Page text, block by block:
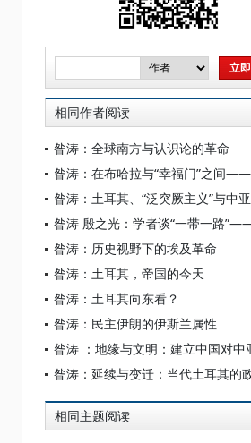
相同作者阅读
昝涛：全球南方与认识论的革命
昝涛：土耳其、“泛突厥主义”与中亚
昝涛：历史视野下的埃及革命
昝涛：土耳其，帝国的今天
昝涛：土耳其向东看？
昝涛：民主伊朗的伊斯兰属性
相同主题阅读